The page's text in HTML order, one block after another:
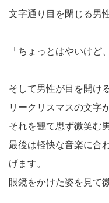
文字通り目を閉じる男性
「ちょっとはやいけど
そして男性が目を開け
リークリスマスの文字が
それを観て思ず微笑む
最後は軽快な音楽に合
げます。
眼鏡をかけた姿を見て